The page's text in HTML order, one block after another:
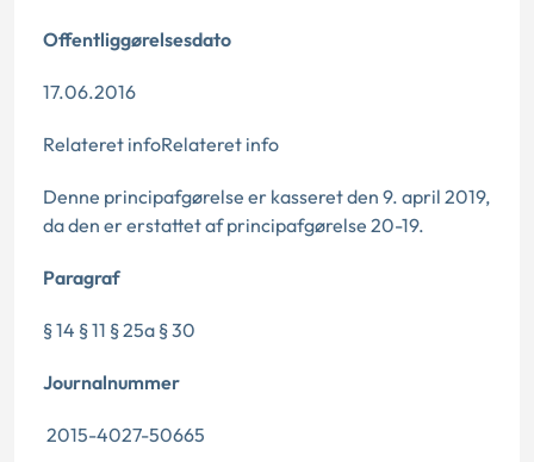
Offentliggørelsesdato
17.06.2016
Relateret infoRelateret info
Denne principafgørelse er kasseret den 9. april 2019,
da den er erstattet af principafgørelse 20-19.
Paragraf
§ 14 § 11 § 25a § 30
Journalnummer
2015-4027-50665